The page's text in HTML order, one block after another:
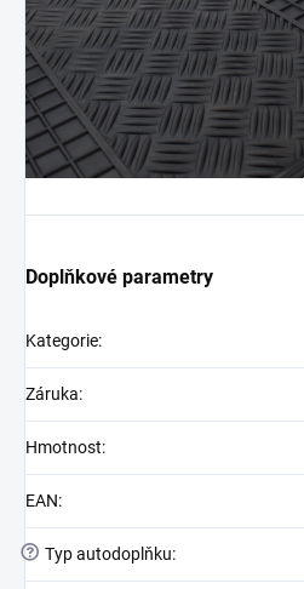
Doplňkové parametry
Kategorie:
Záruka:
Hmotnost:
EAN:
? Typ autodoplňku: